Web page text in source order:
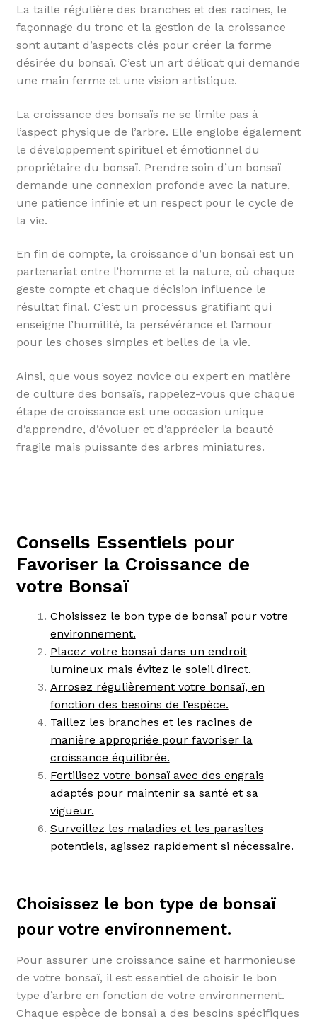
La taille régulière des branches et des racines, le
façonnage du tronc et la gestion de la croissance
sont autant d’aspects clés pour créer la forme
désirée du bonsaï. C’est un art délicat qui demande
une main ferme et une vision artistique.
La croissance des bonsaïs ne se limite pas à
l’aspect physique de l’arbre. Elle englobe également
le développement spirituel et émotionnel du
propriétaire du bonsaï. Prendre soin d’un bonsaï
demande une connexion profonde avec la nature,
une patience infinie et un respect pour le cycle de
la vie.
En fin de compte, la croissance d’un bonsaï est un
partenariat entre l’homme et la nature, où chaque
geste compte et chaque décision influence le
résultat final. C’est un processus gratifiant qui
enseigne l’humilité, la persévérance et l’amour
pour les choses simples et belles de la vie.
Ainsi, que vous soyez novice ou expert en matière
de culture des bonsaïs, rappelez-vous que chaque
étape de croissance est une occasion unique
d’apprendre, d’évoluer et d’apprécier la beauté
fragile mais puissante des arbres miniatures.
Conseils Essentiels pour
Favoriser la Croissance de
votre Bonsaï
Choisissez le bon type de bonsaï pour votre
environnement.
Placez votre bonsaï dans un endroit
lumineux mais évitez le soleil direct.
Arrosez régulièrement votre bonsaï, en
fonction des besoins de l’espèce.
Taillez les branches et les racines de
manière appropriée pour favoriser la
croissance équilibrée.
Fertilisez votre bonsaï avec des engrais
adaptés pour maintenir sa santé et sa
vigueur.
Surveillez les maladies et les parasites
potentiels, agissez rapidement si nécessaire.
Choisissez le bon type de bonsaï
pour votre environnement.
Pour assurer une croissance saine et harmonieuse
de votre bonsaï, il est essentiel de choisir le bon
type d’arbre en fonction de votre environnement.
Chaque espèce de bonsaï a des besoins spécifiques